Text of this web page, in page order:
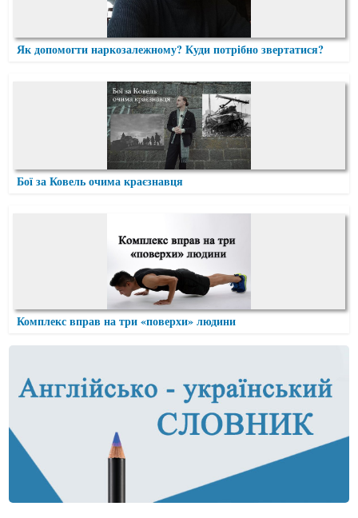
Як допомогти наркозалежному? Куди потрібно звертатися?
Бої за Ковель очима краєзнавця
Комплекс вправ на три «поверхи» людини